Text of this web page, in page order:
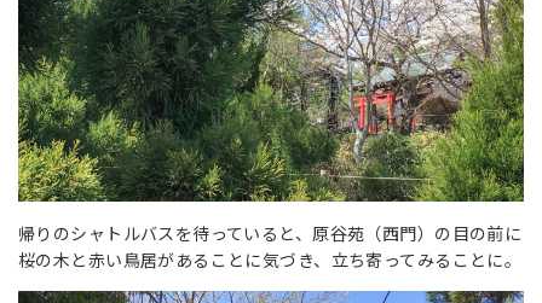
帰りのシャトルバスを待っていると、原谷苑（西門）の目の前に
桜の木と赤い鳥居があることに気づき、立ち寄ってみることに。